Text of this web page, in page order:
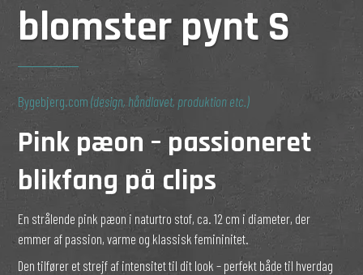
blomster pynt S
Bygebjerg.com(design, håndlavet, produktion etc.)
Pink pæon – passioneret
blikfang på clips
En strålende pink pæon i naturtro stof, ca. 12 cm i diameter, der
emmer af passion, varme og klassisk femininitet.
Den tilfører et strejf af intensitet til dit look – perfekt både til hverdag